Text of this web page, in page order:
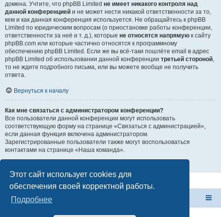
Этот сайт использует cookies для
обеспечения своей корректной работы.
Подробнее
домена. Учтите, что phpBB Limited не имеет никакого контроля над
данной конференцией и не может нести никакой ответственности за то,
кем и как данная конференция используется. Не обращайтесь к phpBB
Limited по юридическим вопросам (о приостановке работы конференции,
ответственности за неё и т. д.), которые не относятся напрямую к сайту
phpBB.com или которые частично относятся к программному
обеспечению phpBB Limited. Если же вы всё-таки пошлёте email в адрес
phpBB Limited об использовании данной конференции третьей стороной,
то не ждите подробного письма, или вы можете вообще не получить
ответа.
Вернуться к началу
Как мне связаться с администратором конференции?
Все пользователи данной конференции могут использовать
соответствующую форму на странице «Связаться с администрацией»,
если данная функция включена администратором.
Зарегистрированные пользователи также могут воспользоваться
контактами на странице «Наша команда».
Форум Клана Реноводов